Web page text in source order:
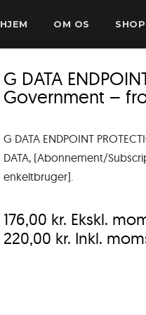
HJEM OM OS SHOP
G DATA
Government –
G DATA ENDPOINT
DATA, (Abonnement/
enkeltbruger].
176,00 kr. Ekskl.
220,00 kr. Inkl.